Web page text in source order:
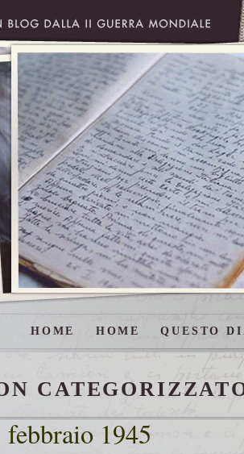
HOME HOME QUESTO
febbraio 1945